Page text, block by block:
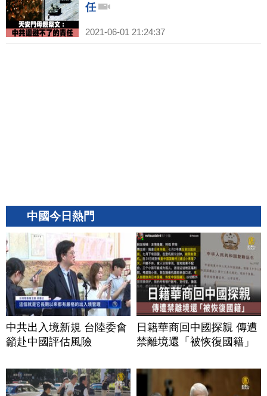
任
2021-06-01 21:24:37
中國今日熱門
中共出入境新規 台陸委會
籲赴中國評估風險
日籍華商回中國探親 傳遭
禁離境還「被恢復國籍」